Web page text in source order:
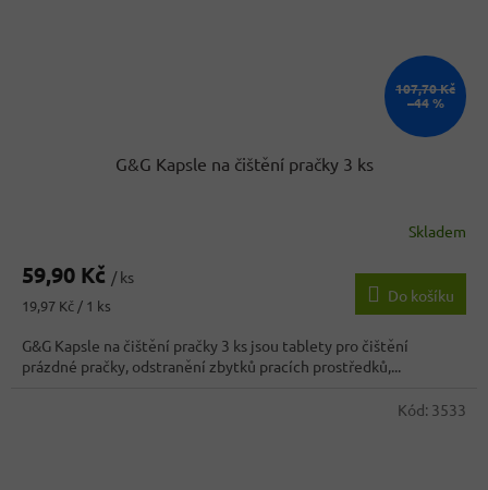
107,70 Kč
–44 %
G&G Kapsle na čištění pračky 3 ks
produktu
3,4
z
5
hvězdiček.
Skladem
59,90 Kč / ks
Měrná
19,97 Kč / 1 ks
Do košíku
G&G Kapsle na čištění pračky 3 ks jsou tablety pro čištění
prázdné pračky, odstranění zbytků pracích prostředků,...
Kód: 3533